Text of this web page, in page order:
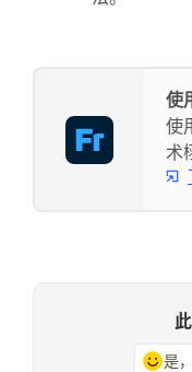
使
使
术
是